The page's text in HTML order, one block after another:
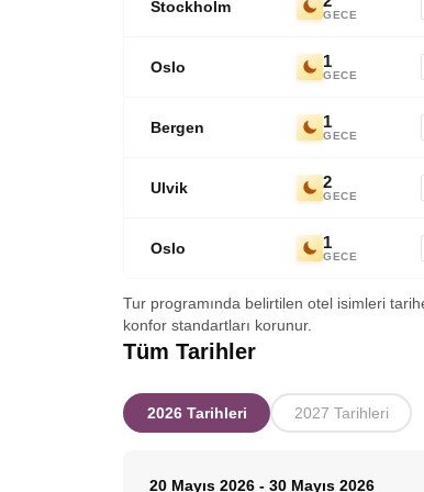
Stockholm GECE
Oslo 1
GECE
Bergen 1
GECE
Ulvik 2
GECE
Oslo 1
GECE
Tur programında belirtilen otel isimleri
konfor standartları korunur.
Tüm Tarihler
2026 Tarihleri 2027 Tarihleri
20 Mayıs 2026 - 30 Mayıs 2026